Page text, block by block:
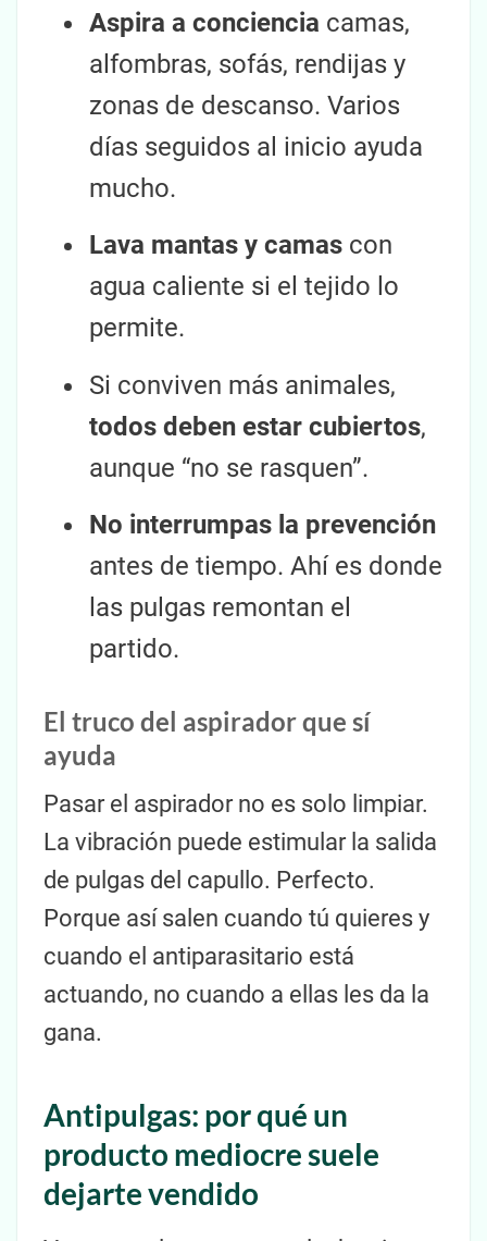
Aspira a conciencia camas,
alfombras, sofás, rendijas y
zonas de descanso. Varios
días seguidos al inicio ayuda
mucho.
Lava mantas y camas con
agua caliente si el tejido lo
permite.
Si conviven más animales,
todos deben estar cubiertos,
aunque “no se rasquen”.
No interrumpas la prevención
antes de tiempo. Ahí es donde
las pulgas remontan el
partido.
El truco del aspirador que sí
ayuda
Pasar el aspirador no es solo limpiar.
La vibración puede estimular la salida
de pulgas del capullo. Perfecto.
Porque así salen cuando tú quieres y
cuando el antiparasitario está
actuando, no cuando a ellas les da la
gana.
Antipulgas: por qué un
producto mediocre suele
dejarte vendido